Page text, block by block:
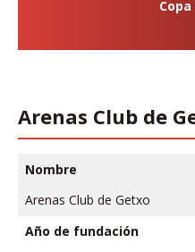
Arenas Club de
Nombre
Arenas Club de Getxo
Año de fundación